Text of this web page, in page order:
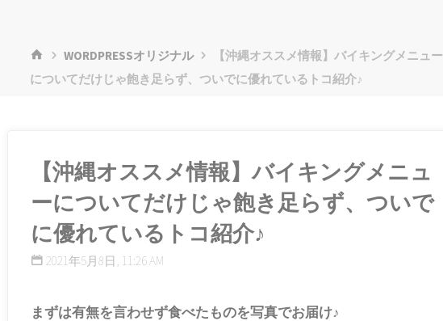
ホ
ー
WORDPRESSオリジナル
【沖縄オススメ情報】バイキングメニュー
についてだけじゃ飽き足らず、ついでに優れているトコ紹介♪
【沖縄オススメ情報】バイキングメニュ
ーについてだけじゃ飽き足らず、ついで
に優れているトコ紹介♪
2021年5月8日, 11:26 AM
まずは有無を言わせず食べたものを写真でお届け♪